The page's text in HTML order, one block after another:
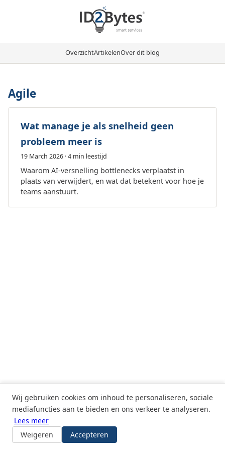
OverzichtArtikelenOver dit blog
Agile
Wat manage je als snelheid geen
probleem meer is
19 March 2026 · 4 min leestijd
Waarom AI-versnelling bottlenecks verplaatst in
plaats van verwijdert, en wat dat betekent voor hoe je
teams aanstuurt.
© 2026
Michael Siroen · ZZP · KVK 51879344
Wij gebruiken cookies om inhoud te personaliseren, sociale
mediafuncties aan te bieden en ons verkeer te analyseren.
Lees meer
Weigeren
Accepteren